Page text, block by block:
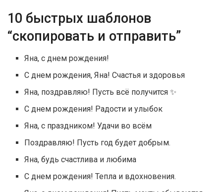
10 быстрых шаблонов
“скопировать и отправить”
Яна, с днем рождения!
С днем рождения, Яна! Счастья и здоровья
Яна, поздравляю! Пусть всё получится ✨
С днем рождения! Радости и улыбок
Яна, с праздником! Удачи во всём
Поздравляю! Пусть год будет добрым.
Яна, будь счастлива и любима
С днем рождения! Тепла и вдохновения.